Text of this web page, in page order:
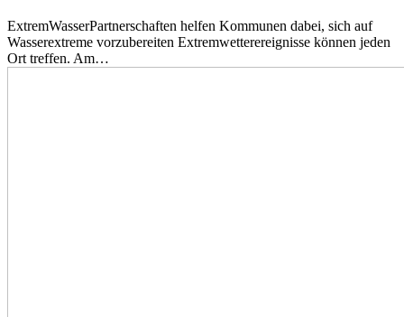
ExtremWasserPartnerschaften helfen Kommunen dabei, sich auf
Wasserextreme vorzubereiten Extremwetterereignisse können jeden
Ort treffen. Am…